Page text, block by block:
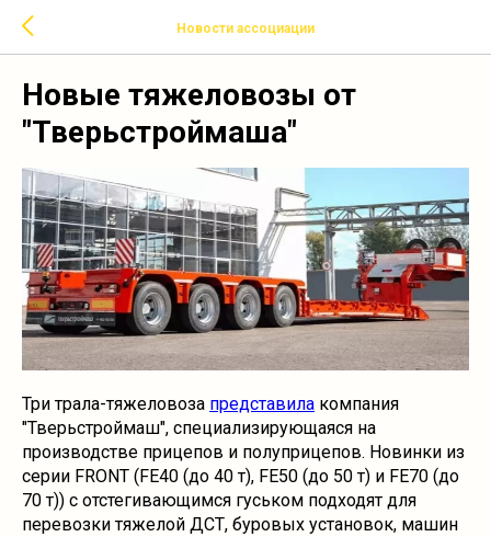
Новости ассоциации
Новые тяжеловозы от
"Тверьстроймаша"
Три трала-тяжеловоза представила компания
"Тверьстроймаш", специализирующаяся на
производстве прицепов и полуприцепов. Новинки из
серии FRONT (FE40 (до 40 т), FE50 (до 50 т) и FE70 (до
70 т)) с отстегивающимся гуськом подходят для
перевозки тяжелой ДСТ, буровых установок, машин